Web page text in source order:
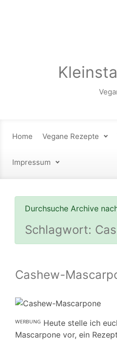
Home Vegane Rezepte
Impressum
Durchsuche Archive
Schlagwort:
Cashew-
ᵂᴱᴿᴮᵁᴺᴳ Heute stelle ich
Mascarpone vor, ein